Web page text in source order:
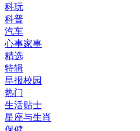
科玩
科普
汽车
心事家事
精选
特辑
早报校园
热门
生活贴士
星座与生肖